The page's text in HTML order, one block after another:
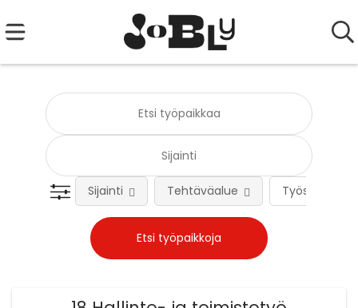
Työsuhteen
Sijainti Tehtäväalue